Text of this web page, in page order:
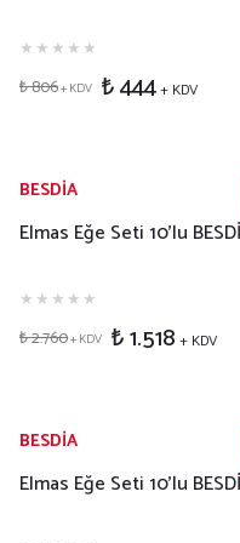
₺ 806+ KDV ₺ 444+ KDV
BESDİA
Elmas Eğe Seti 10'lu
₺ 2.760+ KDV ₺ 1.518 + KDV
BESDİA
Elmas Eğe Seti 10'lu